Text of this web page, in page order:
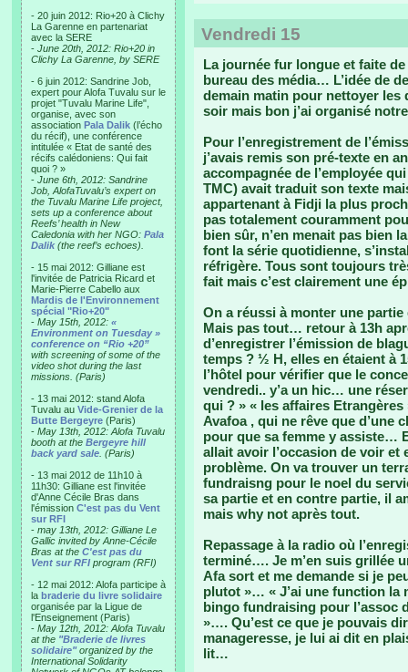
- 20 juin 2012: Rio+20 à Clichy
La Garenne en partenariat
avec la SERE
- June 20th, 2012: Rio+20 in
Clichy La Garenne, by SERE
- 6 juin 2012: Sandrine Job,
expert pour Alofa Tuvalu sur le
projet "Tuvalu Marine Life",
organise, avec son
association Pala Dalik (l’écho
du récif), une conférence
intitulée « Etat de santé des
récifs calédoniens: Qui fait
quoi ? »
- June 6th, 2012: Sandrine
Job, AlofaTuvalu’s expert on
the Tuvalu Marine Life project,
sets up a conference about
Reefs’ health in New
Caledonia with her NGO: Pala
Dalik (the reef’s echoes).
- 15 mai 2012: Gilliane est
l'invitée de Patricia Ricard et
Marie-Pierre Cabello aux
Mardis de l'Environnement
spécial "Rio+20"
- May 15th, 2012: «
Environment on Tuesday »
conference on “Rio +20”
with screening of some of the
video shot during the last
missions. (Paris)
- 13 mai 2012: stand Alofa
Tuvalu au Vide-Grenier de la
Butte Bergeyre (Paris)
- May 13th, 2012: Alofa Tuvalu
booth at the Bergeyre hill
back yard sale . (Paris)
- 13 mai 2012 de 11h10 à
11h30: Gilliane est l'invitée
d'Anne Cécile Bras dans
l'émission C'est pas du Vent
sur RFI
- may 13th, 2012: Gilliane Le
Gallic invited by Anne-Cécile
Bras at the C'est pas du
Vent sur RFI program (RFI)
- 12 mai 2012: Alofa participe à
la braderie du livre solidaire
organisée par la Ligue de
l'Enseignement (Paris)
- May 12th, 2012: Alofa Tuvalu
at the "Braderie de livres
solidaire"organized by the
International Solidarity
Vendredi 15
La journée fur longue et faite
bureau des média… L’idée de
demain matin pour nettoyer les
soir mais bon j’ai organisé
Pour l’enregistrement de
j’avais remis son pré-texte en
accompagnée de l’employée
TMC) avait traduit son texte
appartenant à Fidji la plus
pas totalement couramment
bien sûr, n’en menait pas bien
font la série quotidienne,
réfrigère. Tous sont toujours
fait mais c’est clairement une
On a réussi à monter une
Mais pas tout… retour à 13h
d’enregistrer l’émission de
temps ? ½ H, elles en étaient à
l’hôtel pour vérifier que le
vendredi.. y’a un hic… une
qui ? » « les affaires
Avafoa , qui ne rêve que d’une
pour que sa femme y assiste…
allait avoir l’occasion de voir et
problème. On va trouver un
fundraisng pour le noel du
sa partie et en contre partie, il
mais why not après tout.
Repassage à la radio où
terminé…. Je m’en suis grillée
Afa sort et me demande si je
plutot »… « J’ai une function la
bingo fundraising pour l’assoc
»…. Qu’est ce que je pouvais
manageresse, je lui ai dit en
lit…